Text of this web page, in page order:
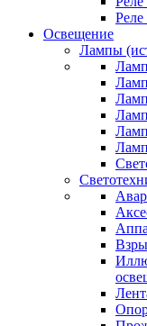
Реле
Освещение
Лампы